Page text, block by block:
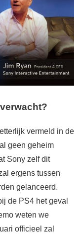
vermeld in de
geen geheim
Sony zelf dit
ergens tussen
gelanceerd.
de PS4 het geval
weten we
officieel zal